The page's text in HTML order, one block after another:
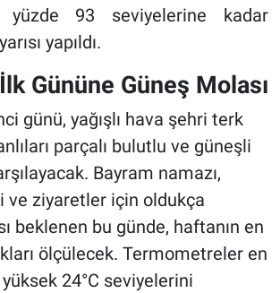
yüzde 93 seviyelerine kadar
yapıldı.
Gününe Güneş Molası
günü, yağışlı hava şehri terk
parçalı bulutlu ve güneşli
Bayram namazı,
ve ziyaretler için oldukça
beklenen bu günde, haftanın en
ölçülecek. Termometreler en
24°C seviyelerini